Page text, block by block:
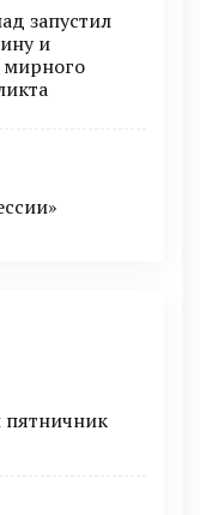
запустил
и
мирного